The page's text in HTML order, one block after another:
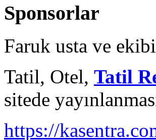
Sponsorlar
Faruk usta ve ekibi
Tatil, Otel, Tatil
sitede
https://